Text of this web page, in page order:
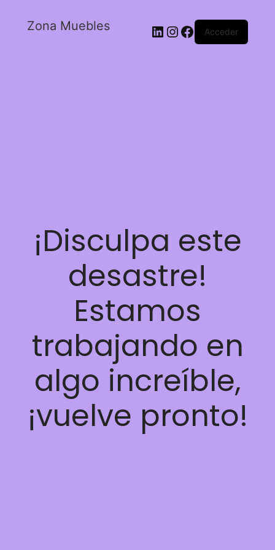
Zona Muebles Acceder
¡Disculpa este
desastre!
Estamos
trabajando en
algo increíble,
¡vuelve pronto!